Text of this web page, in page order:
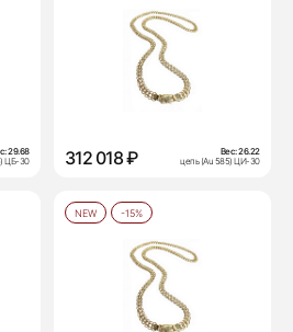
29.68
ЦБ-30
312 018 ₽ Вес:26.22
цепь (Au 585) ЦИ-30
NEW -15%